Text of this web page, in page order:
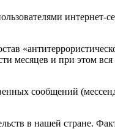
интернет-
месяцев и при этом
сообщений
в нашей стране.